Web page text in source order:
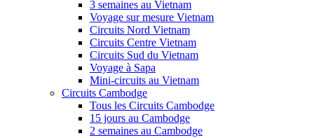
3 semaines au Vietnam
Voyage sur mesure Vietnam
Circuits Nord Vietnam
Circuits Centre Vietnam
Circuits Sud du Vietnam
Voyage à Sapa
Mini-circuits au Vietnam
Circuits Cambodge
Tous les Circuits Cambodge
15 jours au Cambodge
2 semaines au Cambodge